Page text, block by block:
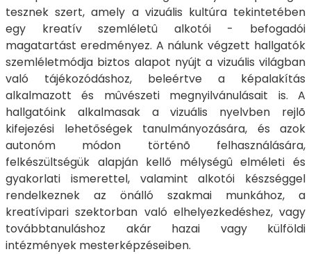
tesznek szert, amely a vizuális kultúra tekintetében
egy kreatív szemléletû alkotói - befogadói
magatartást eredményez. A nálunk végzett hallgatók
szemléletmódja biztos alapot nyújt a vizuális világban
való tájékozódáshoz, beleértve a képalakítás
alkalmazott és mûvészeti megnyilvánulásait is. A
hallgatóink alkalmasak a vizuális nyelvben rejlõ
kifejezési lehetőségek tanulmányozására, és azok
autonóm módon történõ felhasználására,
felkészültségük alapján kellő mélységû elméleti és
gyakorlati ismerettel, valamint alkotói készséggel
rendelkeznek az önálló szakmai munkához, a
kreatívipari szektorban való elhelyezkedéshez, vagy
továbbtanuláshoz akár hazai vagy külföldi
intézmények mesterképzéseiben.